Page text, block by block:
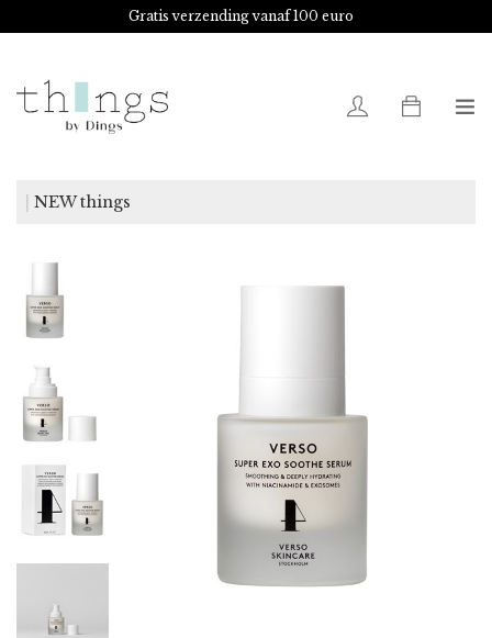
Gratis verzending vanaf 100 euro
Advies nodig? Shoot!
NEW things